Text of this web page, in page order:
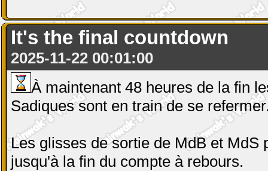
It's the final countdown
2025-11-22 00:01:00
À maintenant 48 heures de la fin
Sadiques sont en train de se
Les glisses de sortie de MdB et MdS
jusqu'à la fin du compte à rebours.